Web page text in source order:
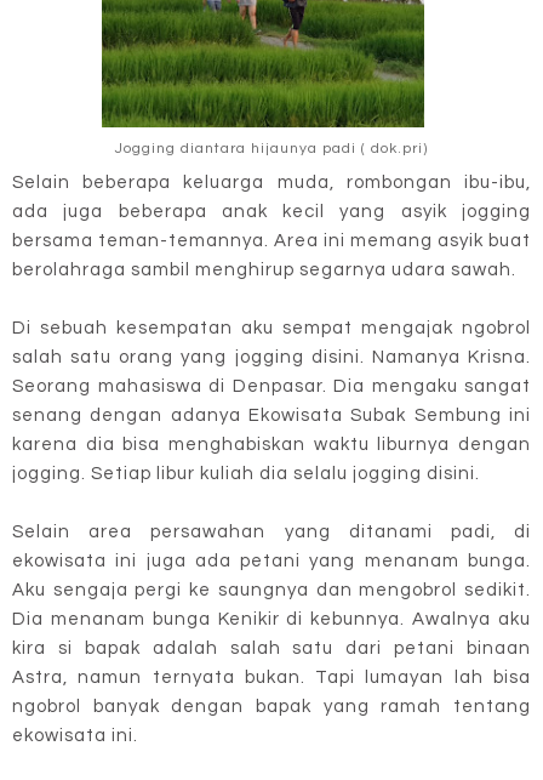
Jogging diantara hijaunya padi ( dok.pri)
Selain beberapa keluarga muda, rombongan ibu-ibu,
ada juga beberapa anak kecil yang asyik jogging
bersama teman-temannya. Area ini memang asyik buat
berolahraga sambil menghirup segarnya udara sawah.
Di sebuah kesempatan aku sempat mengajak ngobrol
salah satu orang yang jogging disini. Namanya Krisna.
Seorang mahasiswa di Denpasar. Dia mengaku sangat
senang dengan adanya Ekowisata Subak Sembung ini
karena dia bisa menghabiskan waktu liburnya dengan
jogging. Setiap libur kuliah dia selalu jogging disini.
Selain area persawahan yang ditanami padi, di
ekowisata ini juga ada petani yang menanam bunga.
Aku sengaja pergi ke saungnya dan mengobrol sedikit.
Dia menanam bunga Kenikir di kebunnya. Awalnya aku
kira si bapak adalah salah satu dari petani binaan
Astra, namun ternyata bukan. Tapi lumayan lah bisa
ngobrol banyak dengan bapak yang ramah tentang
ekowisata ini.